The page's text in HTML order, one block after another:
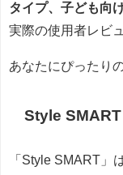
タイプ、子ども向
実際の使用者レビ
あなたにぴったり
Style SMART
「Style SMART」